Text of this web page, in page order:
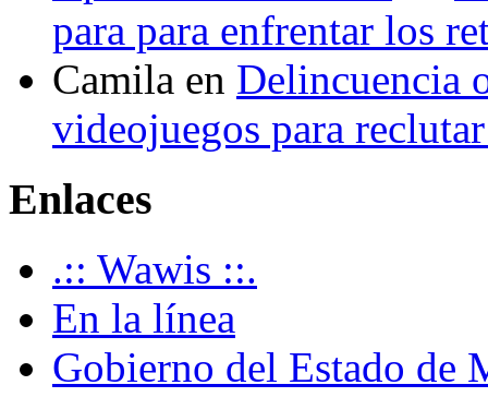
para para enfrentar los
Camila en Delincuencia
videojuegos para
Enlaces
.:: Wawis ::.
En la línea
Gobierno del Estado de